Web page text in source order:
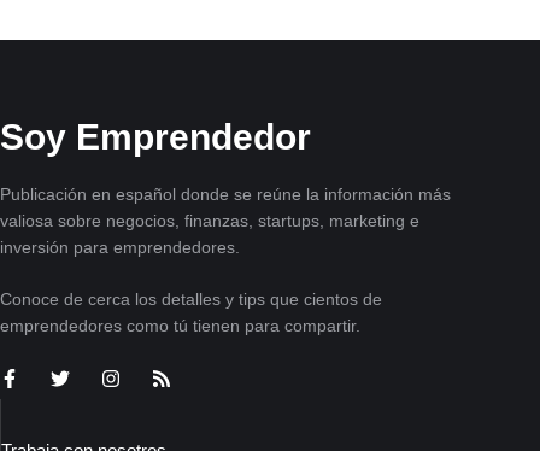
Soy Emprendedor
Publicación en español donde se reúne la información más
valiosa sobre negocios, finanzas, startups, marketing e
inversión para emprendedores.
Conoce de cerca los detalles y tips que cientos de
emprendedores como tú tienen para compartir.